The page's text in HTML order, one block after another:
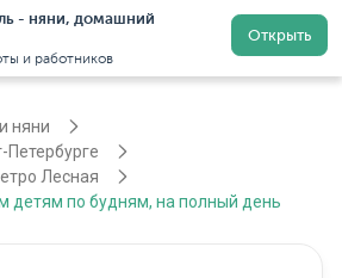
- няни, домашний
и работников
Открыть
Регистрация
няни
Петербурге
Лесная
детям по будням, на полный день